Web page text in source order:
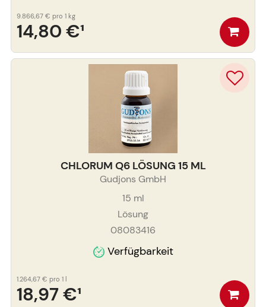
14,80 €¹
9.866,67 € pro 1 kg
CHLORUM Q6 LÖSUNG 15 ML
Gudjons GmbH
15 ml
Lösung
08083416
Verfügbarkeit
18,97 €¹
1.264,67 € pro 1 l